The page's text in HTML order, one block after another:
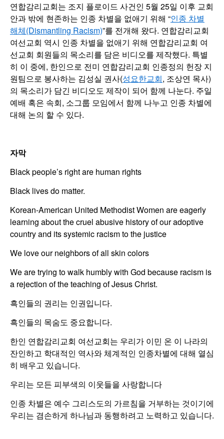
연합감리교회는 조지 플로이드 사건인 5월 25일 이후 교회
안과 밖에 현존하는 인종 차별을 없애기 위해 “인종 차별
해체(Dismantling Racism)”를 전개해 왔다. 연합감리교회
여선교회 역시 인종 차별을 없애기 위해 연합감리교회 여
선교회 회원들의 목소리를 담은 비디오를 제작했다. 특별
히 이 중에, 한인으로 전미 연합감리교회 인종정의 헌장 지
원팀으로 봉사하는 김성실 권사(성요한교회, 조상연 목사)
의 목소리가 담긴 비디오도 제작이 되어 함께 나눈다. 주일
예배 혹은 속회, 소그룹 모임에서 함께 나누고 인종 차별에
대해 논의 할 수 있다.
자막
Black people’s right are human rights
Black lives do matter.
Korean-American United Methodist Women are eagerly
learning about the cruel abusive history of our adoptive
country and its systemic racism to the justice
We love our neighbors of all skin colors
We are trying to walk humbly with God because racism is
a rejection of the teaching of Jesus Christ.
흑인들의 권리는 인권입니다.
흑인들의 목숨도 중요합니다.
한인 연합감리교회 여선교회는 우리가 이민 온 이 나라의
잔인하고 학대적인 역사와 체계적인 인종차별에 대해 열심
히 배우고 있습니다.
우리는 모든 피부색의 이웃들을 사랑합니다
인종 차별은 예수 그리스도의 가르침을 거부하는 것이기에
우리는 겸손하게 하나님과 동행하려고 노력하고 있습니다.